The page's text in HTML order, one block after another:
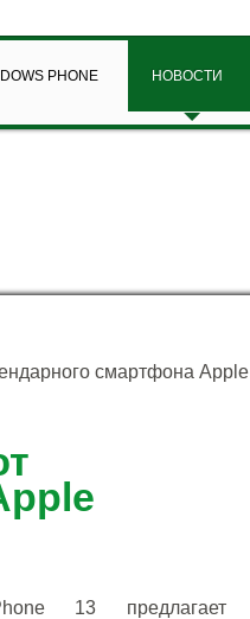
PHONE НОВОСТИ
смартфона Apple
13 предлагает